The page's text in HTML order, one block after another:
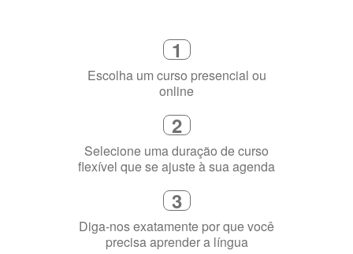
Escolha um curso presencial ou
online
2
Selecione uma duração de curso
flexível que se ajuste à sua agenda
3
Diga-nos exatamente por que você
precisa aprender a língua
4